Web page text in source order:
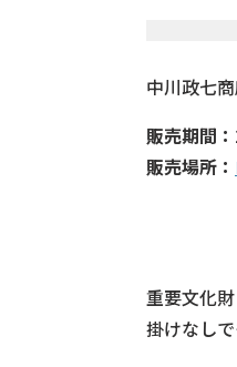
中川政七
販売期間
販売場所：
重要文化
掛けなし